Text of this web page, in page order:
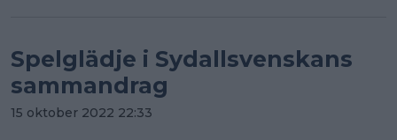
Spelglädje i Sydallsvenskans
sammandrag
15 oktober 2022 22:33